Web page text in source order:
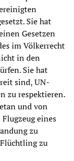
Sie hat
Gesetzen
im Völkerrecht
in den
Sie hat
sind, UN-
zu respektieren.
und von
eines
zu
zu